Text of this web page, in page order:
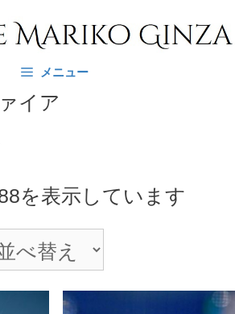
メニュー
イア
を表示しています